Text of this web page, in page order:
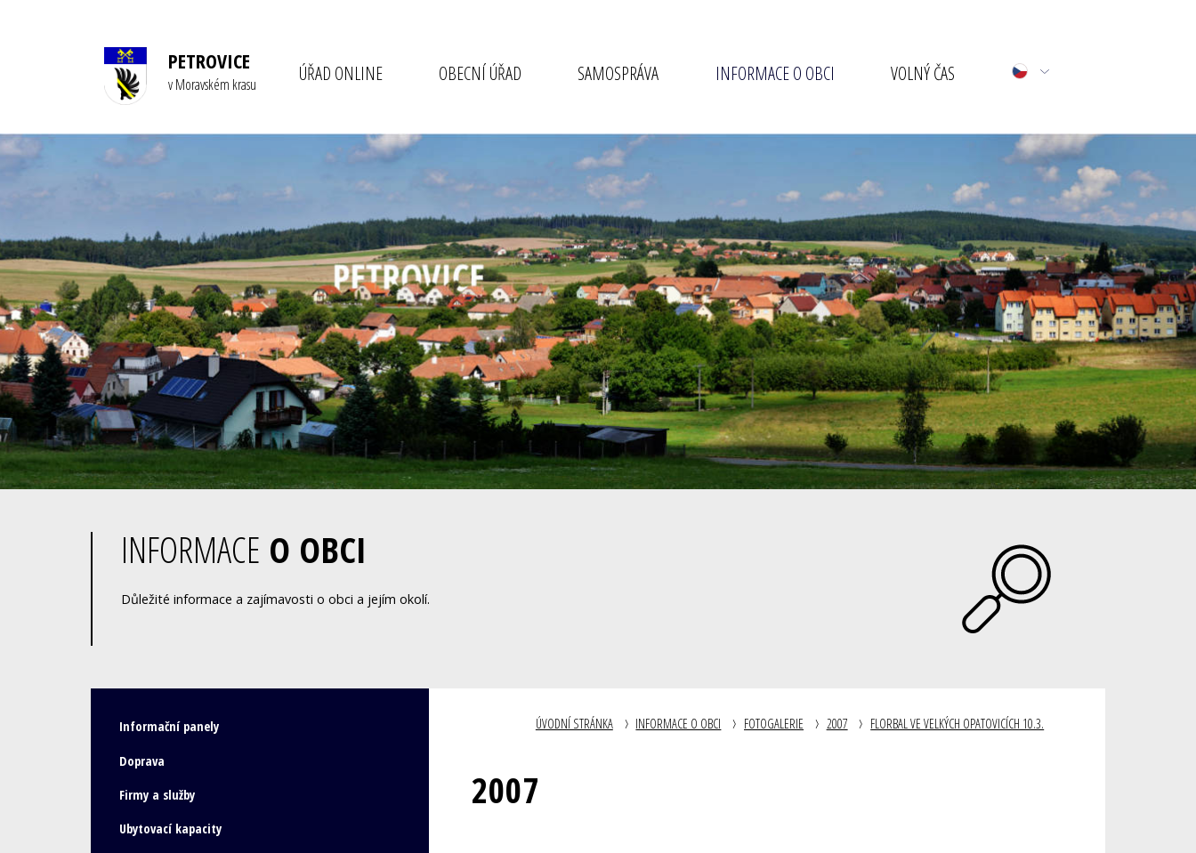
PETROVICE
v Moravském krasu ÚŘAD ONLINE OBECNÍ ÚŘAD SAMOSPRÁVA INFORMACE O OBCI VOLNÝ ČAS
INFORMACE O OBCI
Důležité informace a zajímavosti o obci a jejím okolí.
ÚVODNÍ STRÁNKA INFORMACE O OBCI FOTOGALERIE 2007 FLORBAL VE VELKÝCH OPATOVICÍCH 10.3.
2007
Informační panely
Doprava
Firmy a služby
Ubytovací kapacity